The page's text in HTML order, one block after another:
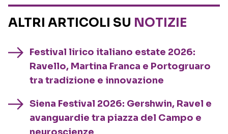
ALTRI ARTICOLI SU NOTIZIE
Festival lirico italiano estate 2026:
Ravello, Martina Franca e Portogruaro
tra tradizione e innovazione
Siena Festival 2026: Gershwin, Ravel e
avanguardie tra piazza del Campo e